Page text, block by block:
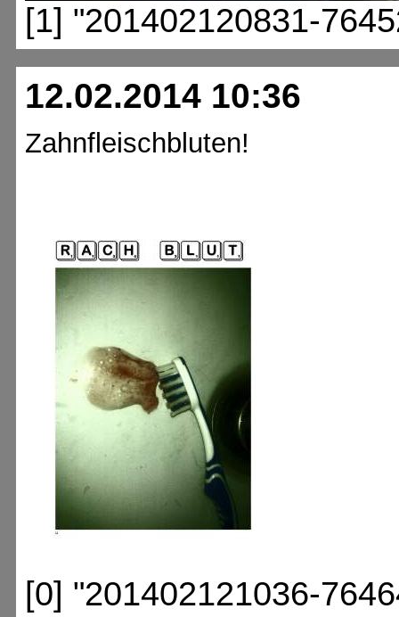
[1] "201402120831-
12.02.2014 10:36
Zahnfleischbluten!
[0] "201402121036-